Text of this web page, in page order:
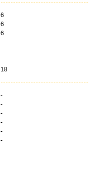
6
6
6
18
-
-
-
-
-
-